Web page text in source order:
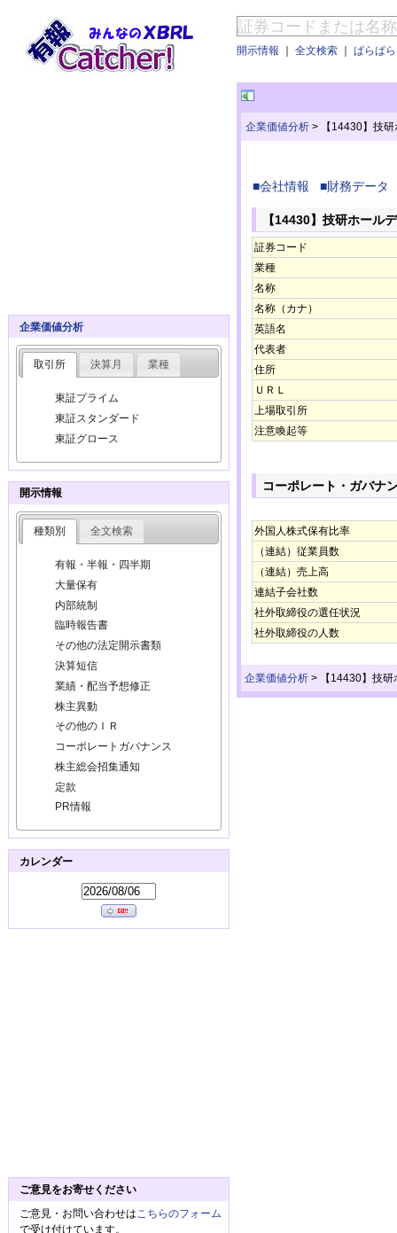
開示情報 ｜ 全文検索 ｜ ぱらぱ
企業価値分析 > 【14430】技
■会社情報 ■財務データ
【14430】技研ホール
証券コード
業種
名称
名称（カナ）
英語名
代表者
住所
ＵＲＬ
上場取引所
注意喚起等
コーポレート・ガバナ
外国人株式保有比率
（連結）従業員数
（連結）売上高
連結子会社数
社外取締役の選任状況
社外取締役の人数
企業価値分析 > 【14430】技
企業価値分析
取引所 決算月 業種
東証プライム
東証スタンダード
東証グロース
開示情報
種類別 全文検索
有報・半報・四半期
大量保有
内部統制
臨時報告書
その他の法定開示書類
決算短信
業績・配当予想修正
株主異動
その他のＩＲ
コーポレートガバナンス
株主総会招集通知
定款
PR情報
カレンダー
ご意見をお寄せください
ご意見・お問い合わせは こちらのフォーム
で受け付けています。